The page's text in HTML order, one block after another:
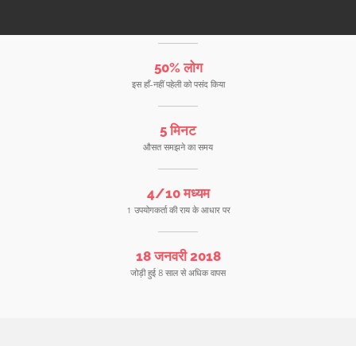
50% लोग
इस हाँ-नहीं पहेली को पसंद किया
5 मिनट
औसत समझने का समय
4/10 मध्यम
1 उपयोगकर्ता की राय के आधार पर
18 जनवरी 2018
जोड़ी हुई 8 साल से अधिक वापस